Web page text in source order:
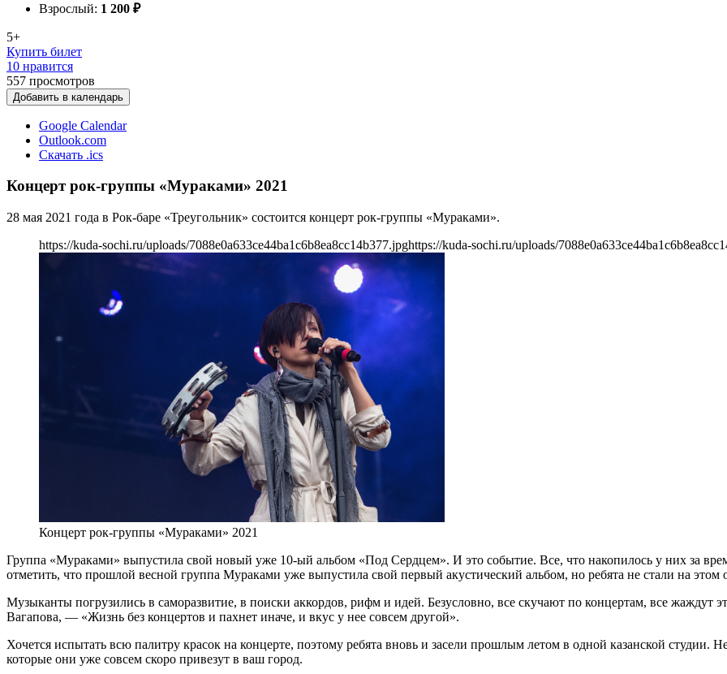
Взрослый: 1 200 ₽
5+
Купить билет
10 нравится
557 просмотров
Добавить в календарь
Google Calendar
Outlook.com
Скачать .ics
Концерт рок-группы «Мураками» 2021
28 мая 2021 года в Рок-баре «Треугольник» состоится концерт рок-группы «Мураками».
https://kuda-sochi.ru/uploads/7088e0a633ce44ba1c6b8ea8cc14b377.jpghttps://kuda-sochi.ru/uploads/
Концерт рок-группы «Мураками» 2021
Группа «Мураками» выпустила свой новый уже 10-ый альбом «Под Сердцем». И это событие. Все, что накопилось у них за
отметить, что прошлой весной группа Мураками уже выпустила свой первый акустический альбом, но ребята не стали на этом
Музыканты погрузились в саморазвитие, в поиски аккордов, рифм и идей. Безусловно, все скучают по концертам, все жаждут
Вагапова, — «Жизнь без концертов и пахнет иначе, и вкус у нее совсем другой».
Хочется испытать всю палитру красок на концерте, поэтому ребята вновь и засели прошлым летом в одной казанской студии.
которые они уже совсем скоро привезут в ваш город.